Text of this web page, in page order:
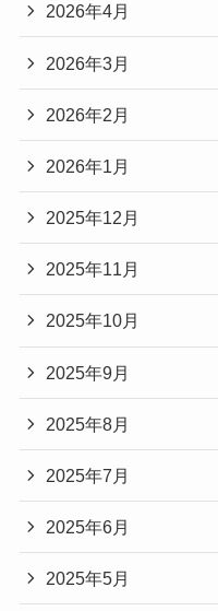
2026年4月
2026年3月
2026年2月
2026年1月
2025年12月
2025年11月
2025年10月
2025年9月
2025年8月
2025年7月
2025年6月
2025年5月